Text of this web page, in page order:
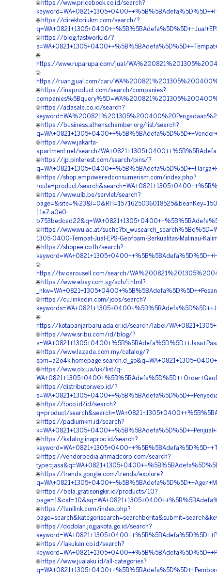
🌐 https://www.pricebook.co.id/search?
🌐 https://direktoriukm.com/search/?
🌐 https://blog.fastwork.id/?
🌐
https://www.ruparupa.com/jual/
🌐
https://ruangjual.com/cari/
🌐 https://inaproduct.com/search/companies?
🌐 https://adasale.co.id/search?
🌐 https://business.athenschamber.org/list/search?
🌐 https://www.jakarta-
apartment.net/search/
🌐 https://jp.pinterest.com/search/pins/?
🌐 https://shop.empoweredconsumerism.com/index.php?
route=product/
🌐 https://www.ulb.be/servlet/search?
11e7-a0e0-
🌐 https://www.wu.ac.at/
1305-0400-Tempat-Jual-EPS-Geofoam-Berkualitas-Malinau-
🌐 https://shopee.co.th/search?
🌐
https://tw.carousell.com/search/
🌐 https://www.ebay.com.sg/sch/i.html?
🌐 https://cu.linkedin.com/jobs/search?
🌐
https://kotabanjarbaru.ada.or.id/search/label/
🌐 https://www.sribu.com/id/blog/?
🌐 https://www.lazada.com.my/catalog/?
🌐 https://www.olx.ua/uk/list/q-
🌐 https://distributor.web.id/?
🌐 https://toco.id/id/search?
q=product/
🌐 https://padiumkm.id/search?
🌐 https://katalog.inaproc.id/search?
🌐 https://vendorpedia.ahmadcorp.com/search?
🌐 https://trends.google.com/trends/explore?
🌐 https://bela.gratisongkir.id/products/10?
🌐 https://tanilink.com/index.php?
🌐 https://dodolan.jogjakota.go.id/search?
🌐 https://lakukan.co.id/search?
🌐 https://www.jualaku.id/all-categories?